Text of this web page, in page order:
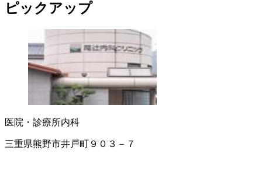
ピックアップ
医院・診療所内科
三重県熊野市井戸町９０３－７